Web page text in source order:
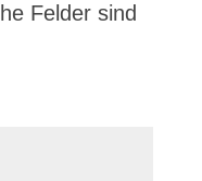
Felder sind